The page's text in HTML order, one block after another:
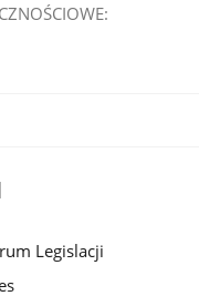
Legislacji